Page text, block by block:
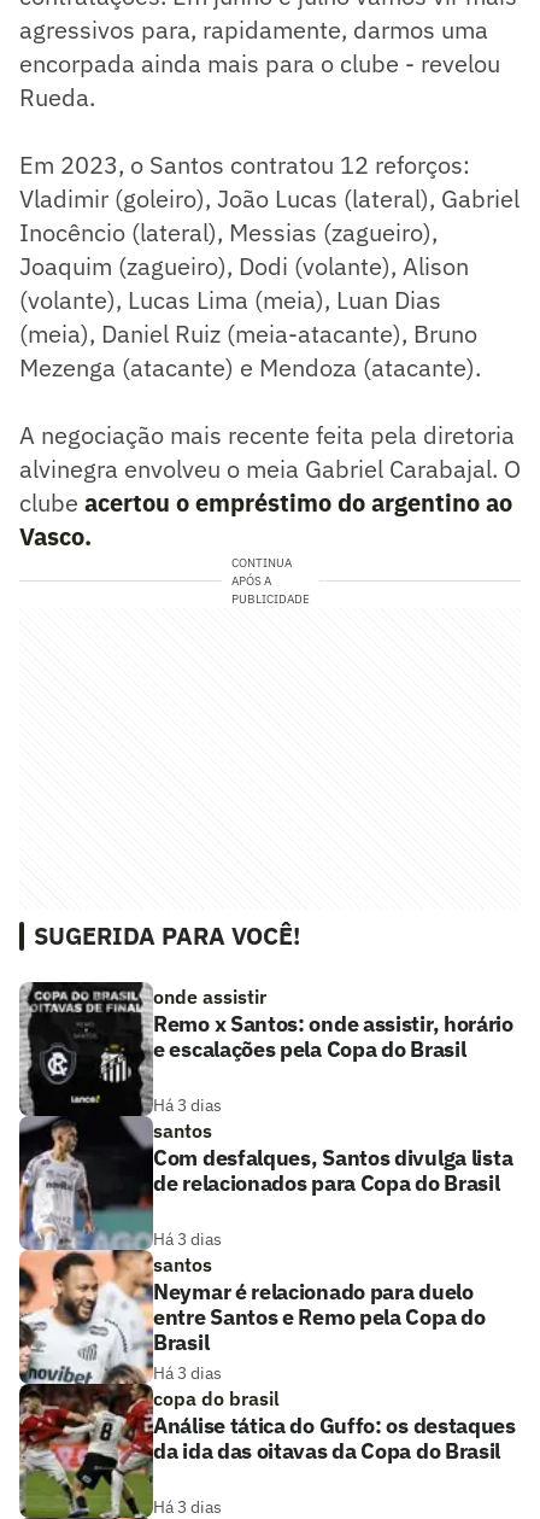
agressivos para, rapidamente, darmos uma
encorpada ainda mais para o clube - revelou
Rueda.
Em 2023, o Santos contratou 12 reforços:
Vladimir (goleiro), João Lucas (lateral), Gabriel
Inocêncio (lateral), Messias (zagueiro),
Joaquim (zagueiro), Dodi (volante), Alison
(volante), Lucas Lima (meia), Luan Dias
(meia), Daniel Ruiz (meia-atacante), Bruno
Mezenga (atacante) e Mendoza (atacante).
A negociação mais recente feita pela diretoria
alvinegra envolveu o meia Gabriel Carabajal. O
clube acertou o empréstimo do argentino ao
Vasco.
CONTINUA
APÓS A
PUBLICIDADE
SUGERIDA PARA VOCÊ!
onde assistir
Remo x Santos: onde assistir, horário
e escalações pela Copa do Brasil
Há 3 dias
santos
Com desfalques, Santos divulga lista
de relacionados para Copa do Brasil
Há 3 dias
santos
Neymar é relacionado para duelo
entre Santos e Remo pela Copa do
Brasil
Há 3 dias
copa do brasil
Análise tática do Guffo: os destaques
da ida das oitavas da Copa do Brasil
Há 3 dias